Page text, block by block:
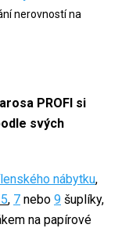
nerovností na
PROFI si
svých
nábytku,
5, 7 nebo 9 šuplíky,
na papírové